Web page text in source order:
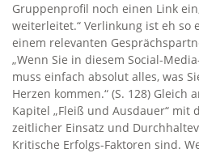
Gruppenprofil noch einen Link
weiterleitet.“ Verlinkung ist eh so
einem relevanten
„Wenn Sie in diesem Social-
muss einfach absolut alles, was
Herzen kommen.“ (S. 128) Gleich
Kapitel „Fleiß und Ausdauer“ mit
zeitlicher Einsatz und
Kritische Erfolgs-Faktoren sind.